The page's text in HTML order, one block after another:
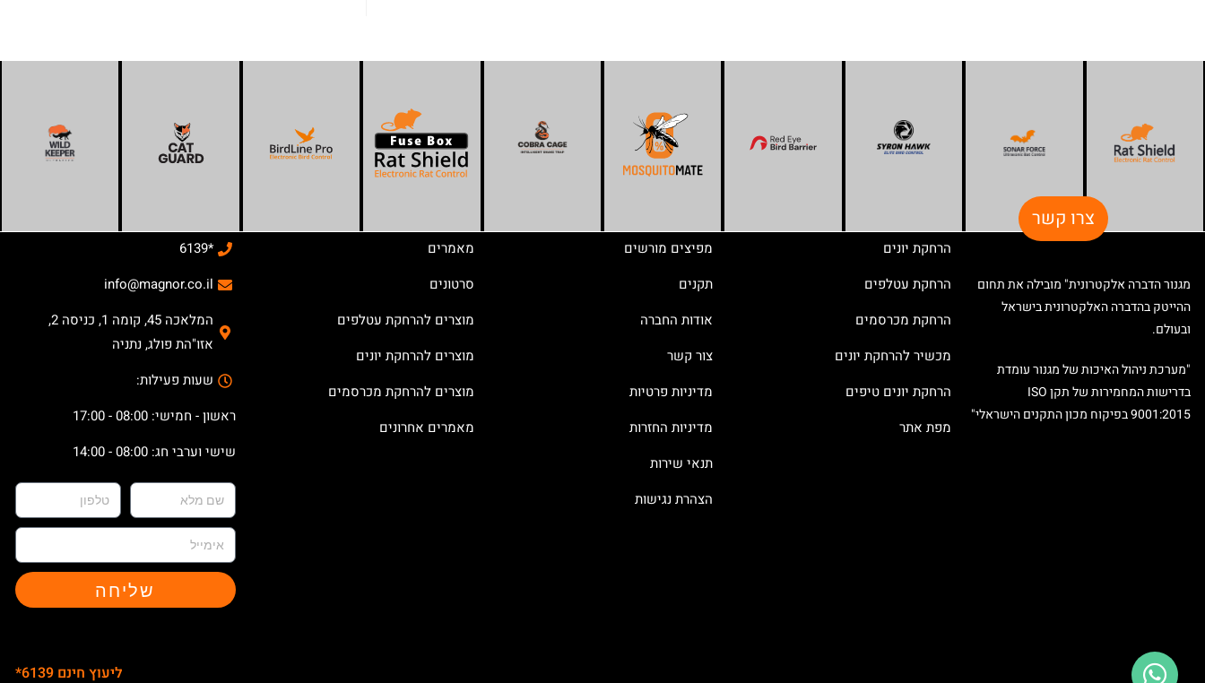
צרו קשר
מגנור הדברה אלקטרונית" מובילה את תחום
ההייטק בהדברה האלקטרונית בישראל
ובעולם.
"מערכת ניהול האיכות של מגנור עומדת
בדרישות המחמירות של תקן ISO
9001:2015 בפיקוח מכון התקנים הישראלי"
הרחקת יונים
הרחקת עטלפים
הרחקת מכרסמים
מכשיר להרחקת יונים
הרחקת יונים טיפים
מפת אתר
מפיצים מורשים
תקנים
אודות החברה
צור קשר
מדיניות פרטיות
מדיניות החזרות
תנאי שירות
הצהרת נגישות
מאמרים
סרטונים
מוצרים להרחקת עטלפים
מוצרים להרחקת יונים
מוצרים להרחקת מכרסמים
מאמרים אחרונים
*6139
info@magnor.co.il
המלאכה 45, קומה 1, כניסה 2,
אזו"הת פולג, נתניה
שעות פעילות:
ראשון - חמישי: 08:00 - 17:00
שישי וערבי חג: 08:00 - 14:00
שליחה
ליעוץ חינם 6139*